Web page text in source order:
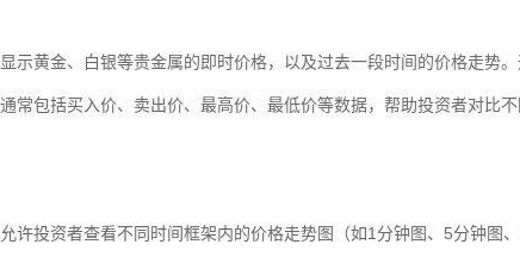
示黄金、白银等贵金属的即时价格，以及过去一段时间的价格走势
包括买入价、卖出价、最高价、最低价等数据，帮助投资者对比
许投资者查看不同时间框架内的价格走势图（如1分钟图、5分钟图